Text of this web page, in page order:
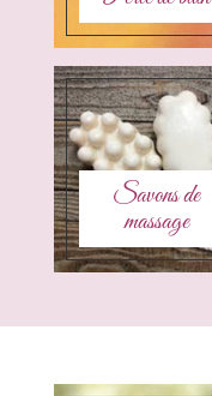
Savons de
massage